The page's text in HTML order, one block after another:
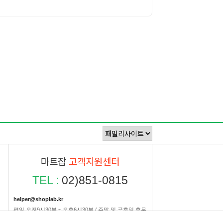
마트잡 고객지원센터
TEL : 02)851-0815
helper@shoplab.kr
평일 오전9시30분 ~ 오후6시30분 / 주말 및 공휴일 휴무